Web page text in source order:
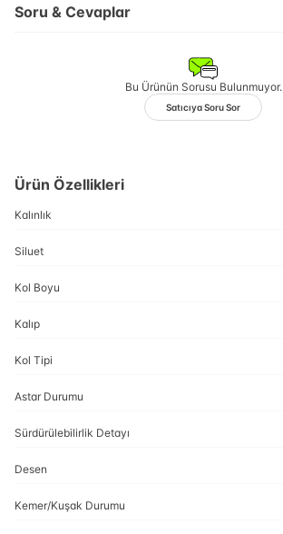
Soru & Cevaplar
Bu Ürünün Sorusu Bulunmuyor.
Satıcıya Soru Sor
Ürün Özellikleri
Kalınlık
Siluet
Kol Boyu
Kalıp
Kol Tipi
Astar Durumu
Sürdürülebilirlik Detayı
Desen
Kemer/Kuşak Durumu